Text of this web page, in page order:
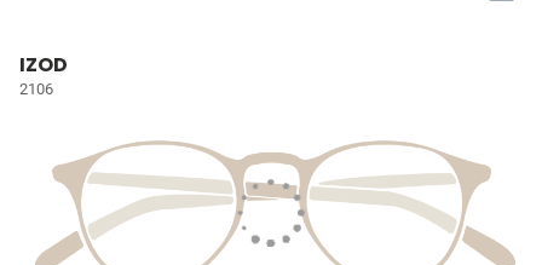
IZOD
2106